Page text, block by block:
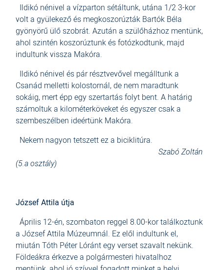
Ildikó nénivel a vízparton sétáltunk, utána 1/2 3-kor
volt a gyülekező és megkoszorúzták Bartók Béla
gyönyörű ülő szobrát. Azután a szülőházhoz mentünk,
ahol szintén koszorúztunk és fotózkodtunk, majd
indultunk vissza Makóra.
Ildikó nénivel és pár résztvevővel megálltunk a
Csanád melletti kolostornál, de nem maradtunk
sokáig, mert épp egy szertartás folyt bent. A határig
számoltuk a kilométerköveket és egyszer csak a
szembeszélben ideértünk Makóra.
Nekem nagyon tetszett ez a biciklitúra.
Szabó Zoltán
(5.a osztály)
József Attila útja
Április 12-én, szombaton reggel 8.00-kor találkoztunk
a József Attila Múzeumnál. Ez elől indultunk el,
miután Tóth Péter Lóránt egy verset szavalt nekünk.
Földeákra érkezve a polgármesteri hivatalhoz